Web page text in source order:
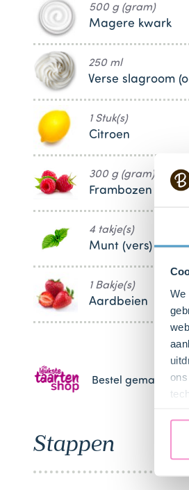
We
ons
500 g (gram)
Magere kwark
250 ml
Verse slagroom
1 Stuk(s)
Citroen
300 g (gram)
Frambozen
4 takje(s)
Munt (vers)
1 Bakje(s)
Aardbeien
Bestel
Stappen